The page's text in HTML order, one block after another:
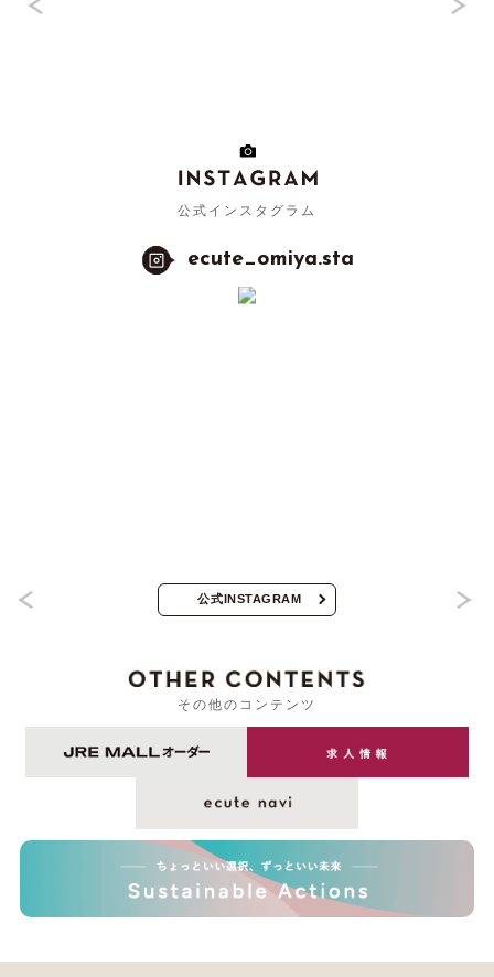
公式インスタグラム
ecute_omiya.sta
公式INSTAGRAM
その他のコンテンツ